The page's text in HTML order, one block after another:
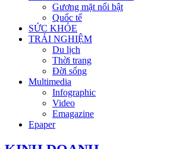
Gương mặt nổi bật
Quốc tế
SỨC KHỎE
TRẢI NGHIỆM
Du lịch
Thời trang
Đời sống
Multimedia
Infographic
Video
Emagazine
Epaper